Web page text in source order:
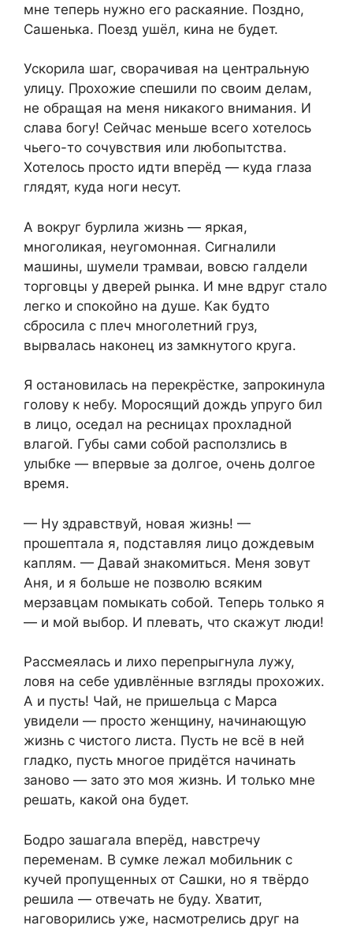
мне теперь нужно его раскаяние. Поздно,
Сашенька. Поезд ушёл, кина не будет.
Ускорила шаг, сворачивая на центральную
улицу. Прохожие спешили по своим делам,
не обращая на меня никакого внимания. И
слава богу! Сейчас меньше всего хотелось
чьего-то сочувствия или любопытства.
Хотелось просто идти вперёд — куда глаза
глядят, куда ноги несут.
А вокруг бурлила жизнь — яркая,
многоликая, неугомонная. Сигналили
машины, шумели трамваи, вовсю галдели
торговцы у дверей рынка. И мне вдруг стало
легко и спокойно на душе. Как будто
сбросила с плеч многолетний груз,
вырвалась наконец из замкнутого круга.
Я остановилась на перекрёстке, запрокинула
голову к небу. Моросящий дождь упруго бил
в лицо, оседал на ресницах прохладной
влагой. Губы сами собой расползлись в
улыбке — впервые за долгое, очень долгое
время.
— Ну здравствуй, новая жизнь! —
прошептала я, подставляя лицо дождевым
каплям. — Давай знакомиться. Меня зовут
Аня, и я больше не позволю всяким
мерзавцам помыкать собой. Теперь только я
— и мой выбор. И плевать, что скажут люди!
Рассмеялась и лихо перепрыгнула лужу,
ловя на себе удивлённые взгляды прохожих.
А и пусть! Чай, не пришельца с Марса
увидели — просто женщину, начинающую
жизнь с чистого листа. Пусть не всё в ней
гладко, пусть многое придётся начинать
заново — зато это моя жизнь. И только мне
решать, какой она будет.
Бодро зашагала вперёд, навстречу
переменам. В сумке лежал мобильник с
кучей пропущенных от Сашки, но я твёрдо
решила — отвечать не буду. Хватит,
наговорились уже, насмотрелись друг на